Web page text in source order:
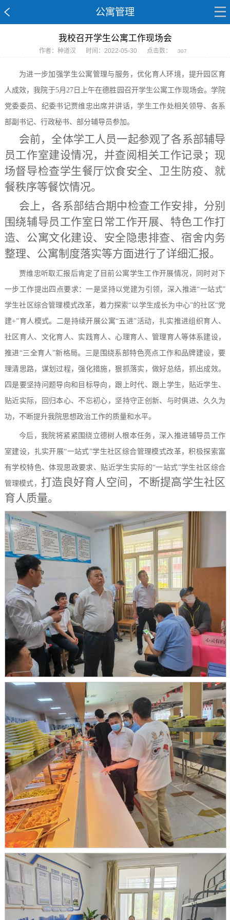
公寓管理
我校召开学生公寓工作现场会
作者：种道汉 时间：2022-05-30 点击数： 307
为进一步加强学生公寓管理与服务，优化育人环境，提升园区育
人成效，我院于5月27日上午在德胜园召开学生公寓工作现场会。学院
党委委员、纪委书记贾维忠出席并讲话，学生工作处相关领导、各系
部副书记、行政秘书、部分辅导员参加。
会前，全体学工人员一起参观了各系部辅导
员工作室建设情况，并查阅相关工作记录；现
场督导检查学生餐厅饮食安全、卫生防疫、就
餐秩序等餐饮情况。
会上，各系部结合期中检查工作安排，分别
围绕辅导员工作室日常工作开展、特色工作打
造、公寓文化建设、安全隐患排查、宿舍内务
整理、公寓制度落实等方面进行了详细汇报。
贾维忠听取汇报后肯定了目前公寓学生工作开展情况，同时对下
一步工作提出四点要求：一是坚持以党建为引领，深入推进“一站式”
学生社区综合管理模式改革，着力探索“以学生成长为中心”的社区“党
建+”育人模式。二是持续开展公寓“五进”活动，扎实推进组织育人、
社区育人、文化育人、实践育人、心理育人、管理育人等体系建设，
推进“三全育人”新格局。三是围绕系部特色亮点工作和品牌建设，要
理清思路，谋划过程，强化措施，狠抓落实，做好总结，抓出成效。
四是要坚持问题导向和目标导向，跟上时代、跟上学生，贴近学生、
贴近实际，回归本心、不忘初心，坚持守正创新、与时俱进、久久为
功，不断提升我院思想政治工作的质量和水平。
今后，我院将紧紧围绕立德树人根本任务，深入推进辅导员工作
室建设，扎实开展“一站式”学生社区综合管理模式改革，积极探索富
有学校特色、体现思政要求、贴近学生实际的“一站式”学生社区综合
管理模式， 打造良好育人空间， 不断提高学生社区
育人质量。